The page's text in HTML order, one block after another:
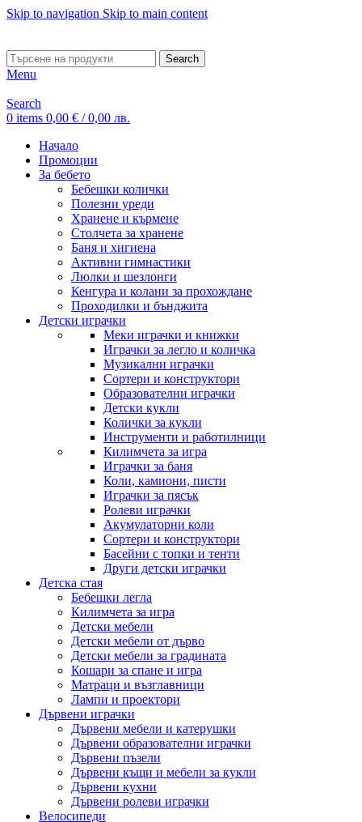
Skip to navigation Skip to main content
Search
Menu
Search
0 items 0,00 € / 0,00 лв.
Начало
Промоции
За бебето
Бебешки колички
Полезни уреди
Хранене и кърмене
Столчета за хранене
Баня и хигиена
Активни гимнастики
Люлки и шезлонги
Кенгура и колани за прохождане
Проходилки и бънджита
Детски играчки
Меки играчки и книжки
Играчки за легло и количка
Музикални играчки
Сортери и конструктори
Образователни играчки
Детски кукли
Колички за кукли
Инструменти и работилници
Килимчета за игра
Играчки за баня
Коли, камиони, писти
Играчки за пясък
Ролеви играчки
Акумулаторни коли
Сортери и конструктори
Басейни с топки и тенти
Други детски играчки
Детска стая
Бебешки легла
Килимчета за игра
Детски мебели
Детски мебели от дърво
Детски мебели за градината
Кошари за спане и игра
Матраци и възглавници
Лампи и проектори
Дървени играчки
Дървени мебели и катерушки
Дървени образователни играчки
Дървени пъзели
Дървени къщи и мебели за кукли
Дървени кухни
Дървени ролеви играчки
Велосипеди